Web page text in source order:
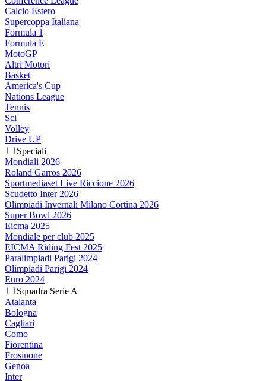
Calcio Estero
Supercoppa Italiana
Formula 1
Formula E
MotoGP
Altri Motori
Basket
America's Cup
Nations League
Tennis
Sci
Volley
Drive UP
Speciali
Mondiali 2026
Roland Garros 2026
Sportmediaset Live Riccione 2026
Scudetto Inter 2026
Olimpiadi Invernali Milano Cortina 2026
Super Bowl 2026
Eicma 2025
Mondiale per club 2025
EICMA Riding Fest 2025
Paralimpiadi Parigi 2024
Olimpiadi Parigi 2024
Euro 2024
Squadra Serie A
Atalanta
Bologna
Cagliari
Como
Fiorentina
Frosinone
Genoa
Inter